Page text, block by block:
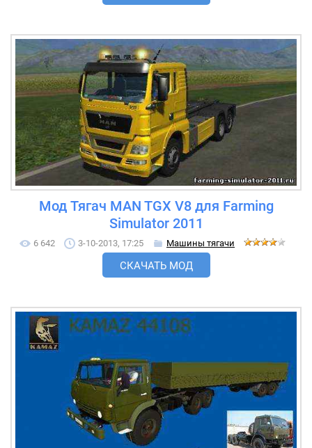
Мод Тягач MAN TGX V8 для Farming
Simulator 2011
6 642 3-10-2013, 17:25 Машины тягачи
СКАЧАТЬ МОД